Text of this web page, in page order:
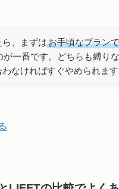
ら、まずはお手頃なプラン
が一番です。どちらも縛り
わなければすぐやめられます